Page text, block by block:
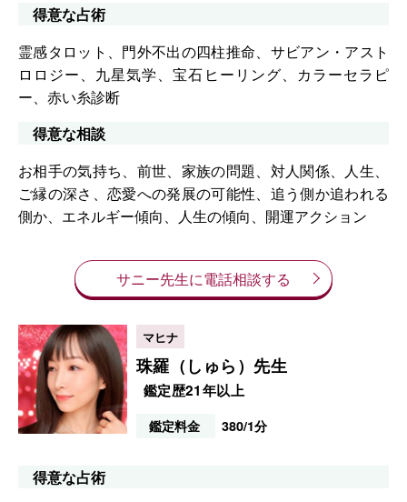
得意な占術
霊感タロット、門外不出の四柱推命、サビアン・アスト
ロロジー、九星気学、宝石ヒーリング、カラーセラピ
ー、赤い糸診断
得意な相談
お相手の気持ち、前世、家族の問題、対人関係、人生、
ご縁の深さ、恋愛への発展の可能性、追う側か追われる
側か、エネルギー傾向、人生の傾向、開運アクション
サニー先生に電話相談する
珠羅（しゅら）先生
鑑定歴21年以上
鑑定料金 380/1分
得意な占術